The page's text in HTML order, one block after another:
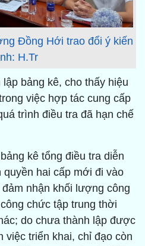
Đồng Hới trao đổi ý kiến
H.Tr
bảng kê, cho thấy hiệu
việc hợp tác cung cấp
trình điều tra đã hạn chế
kê tổng điều tra diễn
hai cấp mới đi vào
nhận khối lượng công
chức tập trung thời
do chưa thành lập được
việc triển khai, chỉ đạo còn